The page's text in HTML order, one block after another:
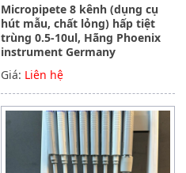
Micropipete 8 kênh (dụng cụ
hút mẫu, chất lỏng) hấp tiệt
trùng 0.5-10ul, Hãng Phoenix
instrument Germany
Giá: Liên hệ